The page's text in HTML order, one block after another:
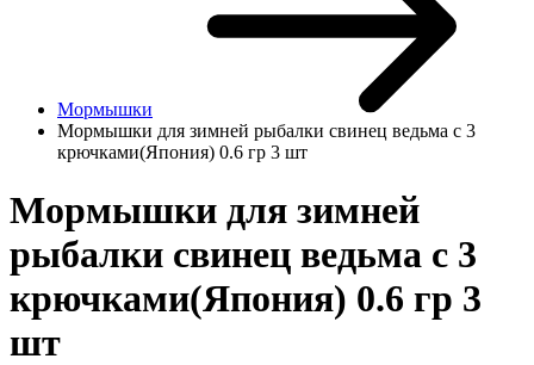
Мормышки
Мормышки для зимней рыбалки свинец ведьма с 3
крючками(Япония) 0.6 гр 3 шт
Мормышки для зимней
рыбалки свинец ведьма с 3
крючками(Япония) 0.6 гр 3
шт